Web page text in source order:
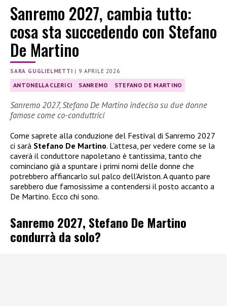
Sanremo 2027, cambia tutto:
cosa sta succedendo con Stefano
De Martino
SARA GUGLIELMETTI | 9 APRILE 2026
ANTONELLA CLERICI SANREMO STEFANO DE MARTINO
Sanremo 2027, Stefano De Martino indeciso su due donne
famose come co-conduttrici
Come saprete alla conduzione del Festival di Sanremo 2027
ci sarà Stefano De Martino. L’attesa, per vedere come se la
caverà il conduttore napoletano è tantissima, tanto che
cominciano già a spuntare i primi nomi delle donne che
potrebbero affiancarlo sul palco dell’Ariston. A quanto pare
sarebbero due famosissime a contendersi il posto accanto a
De Martino. Ecco chi sono.
Sanremo 2027, Stefano De Martino
condurrà da solo?